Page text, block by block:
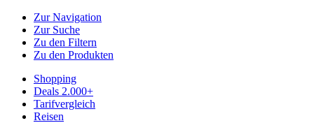
Zur Navigation
Zur Suche
Zu den Filtern
Zu den Produkten
Shopping
Deals 2.000+
Tarifvergleich
Reisen